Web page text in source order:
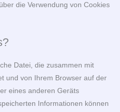
die Verwendung von Cookies
Datei, die zusammen mit
und von Ihrem Browser auf der
eines anderen Geräts
Informationen können